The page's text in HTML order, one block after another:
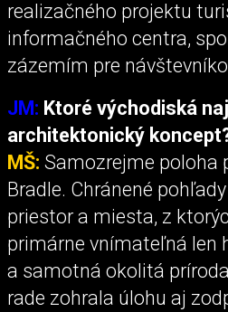
realizačného projektu
informačného centra,
zázemím pre
JM: Ktoré východiská
architektonický
MŠ: Samozrejme poloha
Bradle. Chránené
priestor a miesta, z
primárne vnímateľná len
a samotná okolitá
rade zohrala úlohu aj